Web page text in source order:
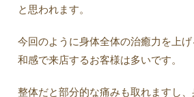
と思われます。
今回のように身体全体の治癒力を上
和感で来店するお客様は多いです。
整体だと部分的な痛みも取れますし